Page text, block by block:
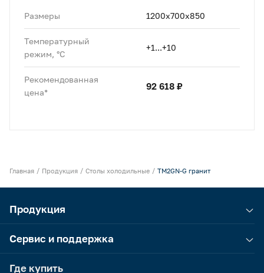
Размеры 1200х700х850
Температурный
режим, °C
+1...+10
Рекомендованная
цена*
92 618 ₽
Главная Продукция Столы холодильные TM2GN-G гранит
Продукция
Сервис и поддержка
Где купить